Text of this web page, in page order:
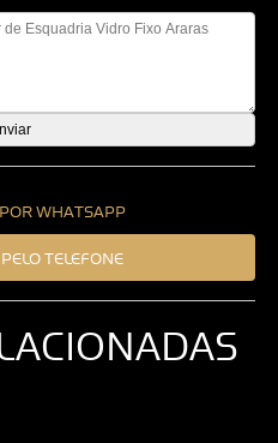
WHATSAPP
TELEFONE